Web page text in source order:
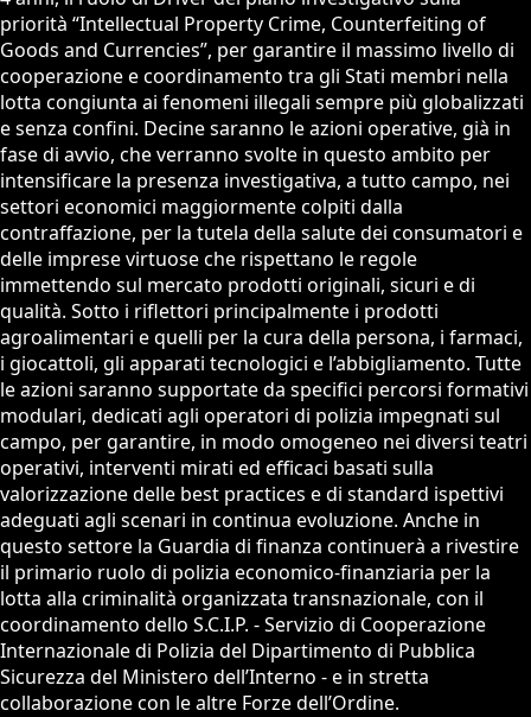
priorità “Intellectual Property Crime, Counterfeiting of
Goods and Currencies”, per garantire il massimo livello di
cooperazione e coordinamento tra gli Stati membri nella
lotta congiunta ai fenomeni illegali sempre più globalizzati
e senza confini. Decine saranno le azioni operative, già in
fase di avvio, che verranno svolte in questo ambito per
intensificare la presenza investigativa, a tutto campo, nei
settori economici maggiormente colpiti dalla
contraffazione, per la tutela della salute dei consumatori e
delle imprese virtuose che rispettano le regole
immettendo sul mercato prodotti originali, sicuri e di
qualità. Sotto i riflettori principalmente i prodotti
agroalimentari e quelli per la cura della persona, i farmaci,
i giocattoli, gli apparati tecnologici e l’abbigliamento. Tutte
le azioni saranno supportate da specifici percorsi formativi
modulari, dedicati agli operatori di polizia impegnati sul
campo, per garantire, in modo omogeneo nei diversi teatri
operativi, interventi mirati ed efficaci basati sulla
valorizzazione delle best practices e di standard ispettivi
adeguati agli scenari in continua evoluzione. Anche in
questo settore la Guardia di finanza continuerà a rivestire
il primario ruolo di polizia economico-finanziaria per la
lotta alla criminalità organizzata transnazionale, con il
coordinamento dello S.C.I.P. - Servizio di Cooperazione
Internazionale di Polizia del Dipartimento di Pubblica
Sicurezza del Ministero dell’Interno - e in stretta
collaborazione con le altre Forze dell’Ordine.